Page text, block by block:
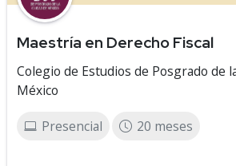
Maestría en Derecho Fiscal
Colegio de Estudios de Posgrado de
México
Presencial 20 meses